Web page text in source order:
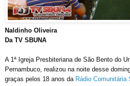
Naldinho Oliveira
Da TV SBUNA
A 1ª Igreja Presbiteriana de São Bento do
Pernambuco, realizou na noite desse
graças pelos 18 anos da Rádio Comunitária